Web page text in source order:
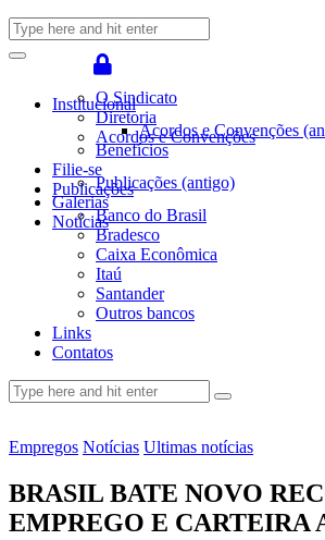
InstitucionalO Sindicato
Diretoria
Acordos e Convenções
Acordos e Convenções
Benefícios
Filie-se
PublicaçõesPublicações (antigo)
Galerias
NotíciasBanco do Brasil
Bradesco
Caixa Econômica
Itaú
Santander
Outros bancos
Links
Contatos
Empregos Notícias Ultimas notícias
BRASIL BATE NOVO
EMPREGO E CARTEIRA